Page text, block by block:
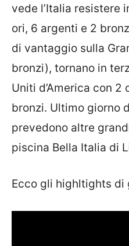
vede l’Italia resistere
ori, 6 argenti e 2
di vantaggio sulla
bronzi), tornano in
Uniti d’America con 2
bronzi. Ultimo giorno
prevedono altre
piscina Bella Italia di
Ecco gli highltights di